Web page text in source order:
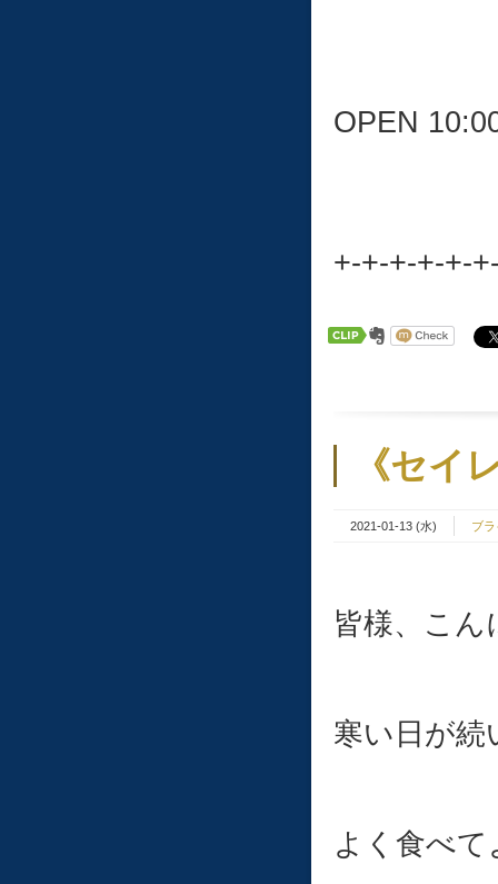
OPEN
+-+-+-+-+-
《セイ
2021-01-13 (水) ブ
皆様、こん
寒い日が続
よく食べ